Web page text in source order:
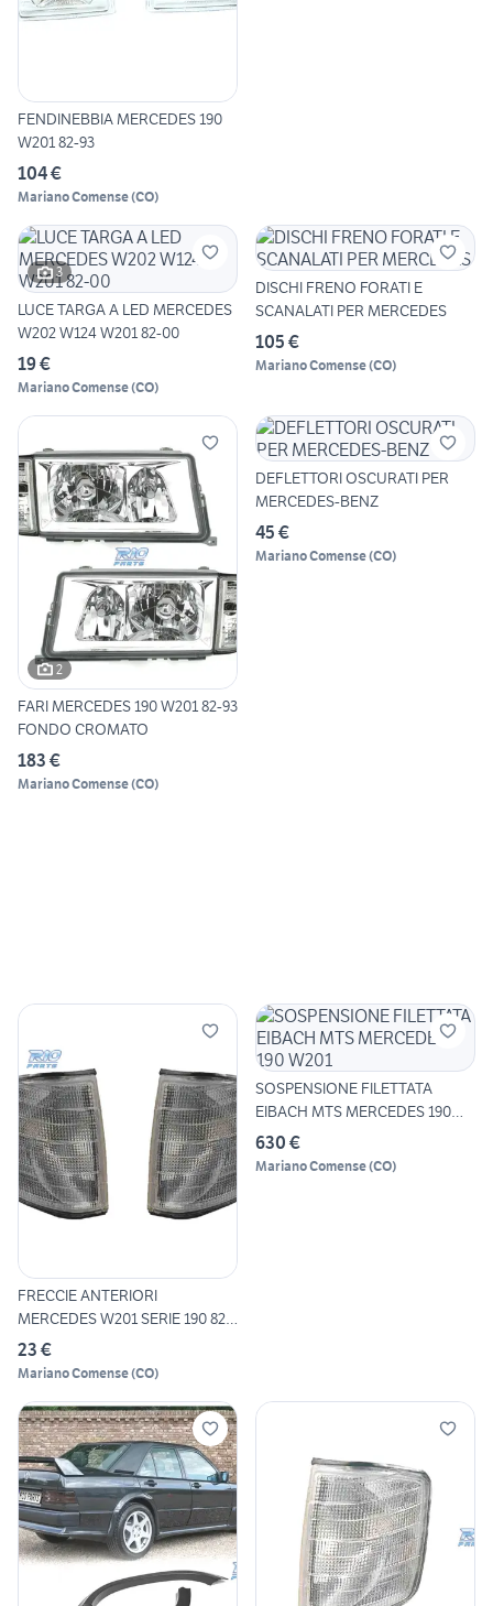
FENDINEBBIA MERCEDES 190
W201 82-93
104 €
Mariano Comense(CO)
3
LUCE TARGA A LED MERCEDES
W202 W124 W201 82-00
19 €
Mariano Comense(CO)
DISCHI FRENO FORATI E
SCANALATI PER MERCEDES
105 €
Mariano Comense(CO)
2
FARI MERCEDES 190 W201 82-93
FONDO CROMATO
183 €
Mariano Comense(CO)
DEFLETTORI OSCURATI PER
MERCEDES-BENZ
45 €
Mariano Comense(CO)
FRECCIE ANTERIORI
MERCEDES W201 SERIE 190 82-
93
23 €
Mariano Comense(CO)
SOSPENSIONE FILETTATA
EIBACH MTS MERCEDES 190
W201
630 €
Mariano Comense(CO)